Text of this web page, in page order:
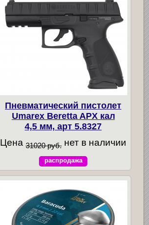
Пневматический пистолет
Umarex Beretta APX кал
4,5 мм, арт 5.8327
Цена31020 руб. нет в наличии
распродажа